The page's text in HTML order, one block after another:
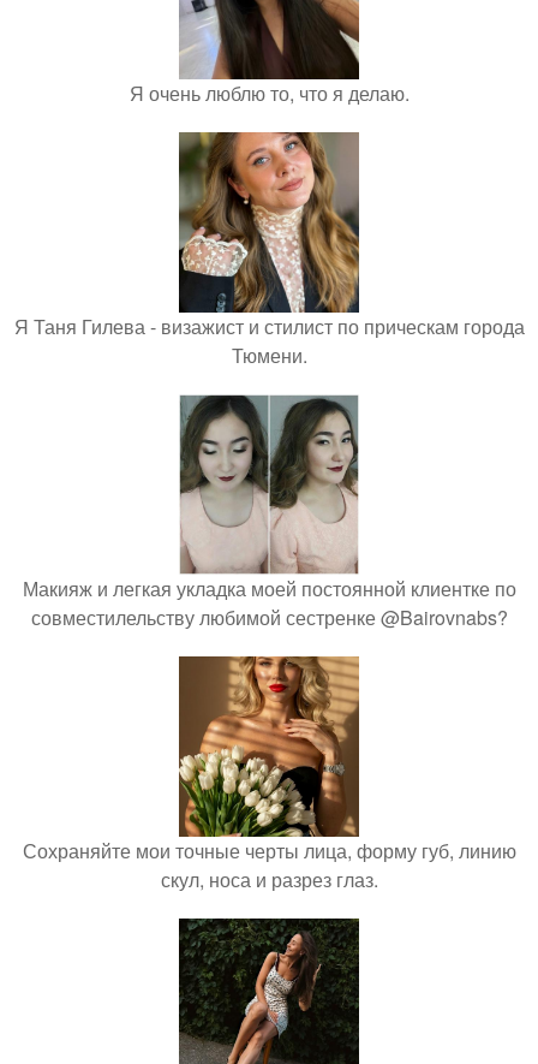
Я очень люблю то, что я делаю.
Я Таня Гилева - визажист и стилист по прическам города
Тюмени.
Макияж и легкая укладка моей постоянной клиентке по
совместилельству любимой сестренке @Bairovnabs?
Сохраняйте мои точные черты лица, форму губ, линию
скул, носа и разрез глаз.